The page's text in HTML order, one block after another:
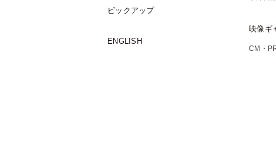
映像ギ
CM・
ピックアップ
ENGLISH